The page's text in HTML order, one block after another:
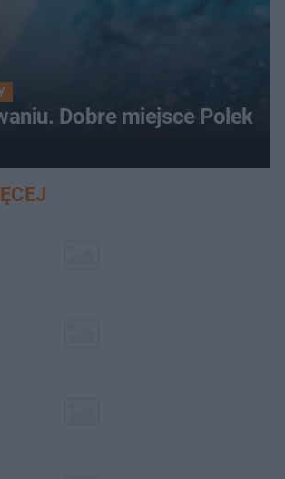
Dobre miejsce Polek